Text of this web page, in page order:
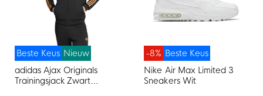
Beste Keus Nieuw
adidas Ajax Originals
Trainingsjack Zwart
Beste Keus
-8%
Nike Air Max Limited 3
Sneakers Wit